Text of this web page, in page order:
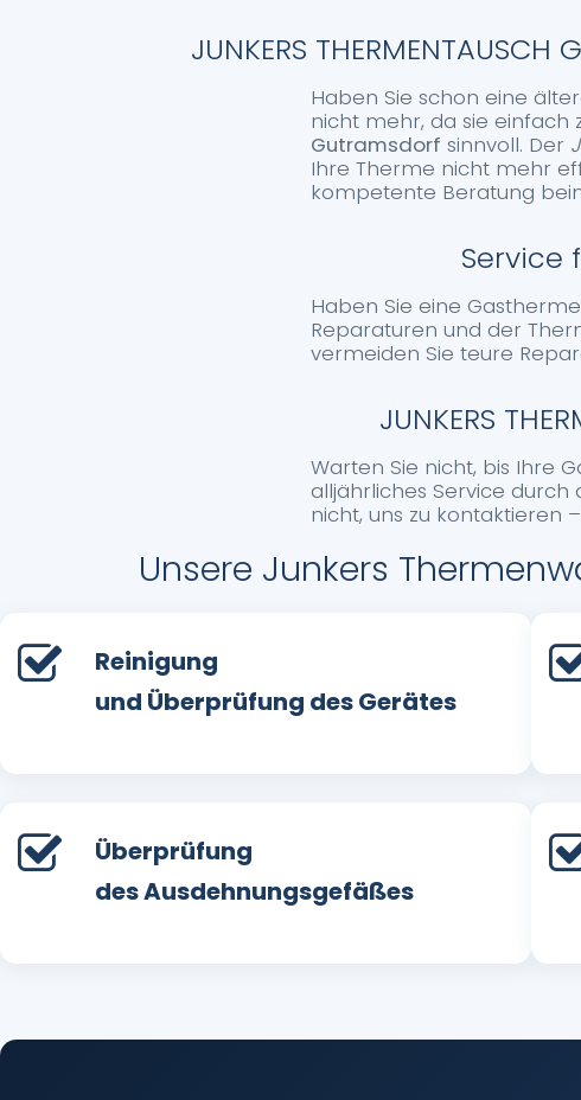
JUNKERS
Haben Sie schon eine
nicht mehr, da sie einfach
Gutramsdorf sinnvoll. Der
Ihre Therme nicht mehr
kompetente Beratung
Service
Haben Sie eine
Reparaturen und der
vermeiden Sie teure
JUNKERS
Warten Sie nicht, bis Ihre
alljährliches Service durch
nicht, uns zu kontaktieren
Unsere Junkers
Reinigung
und Überprüfung des Gerätes
Überprüfung
des Ausdehnungsgefäßes